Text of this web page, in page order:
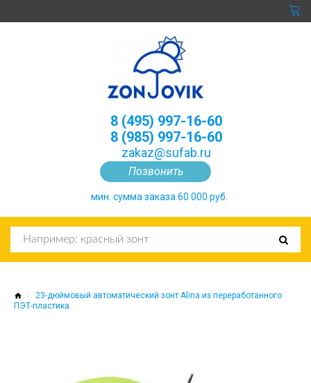
Позвонить
8 (495) 997-16-60
8 (985) 997-16-60
zakaz@sufab.ru
мин. сумма заказа 60 000 руб.
23-дюймовый автоматический зонт Alina из переработанного
ПЭТ-пластика